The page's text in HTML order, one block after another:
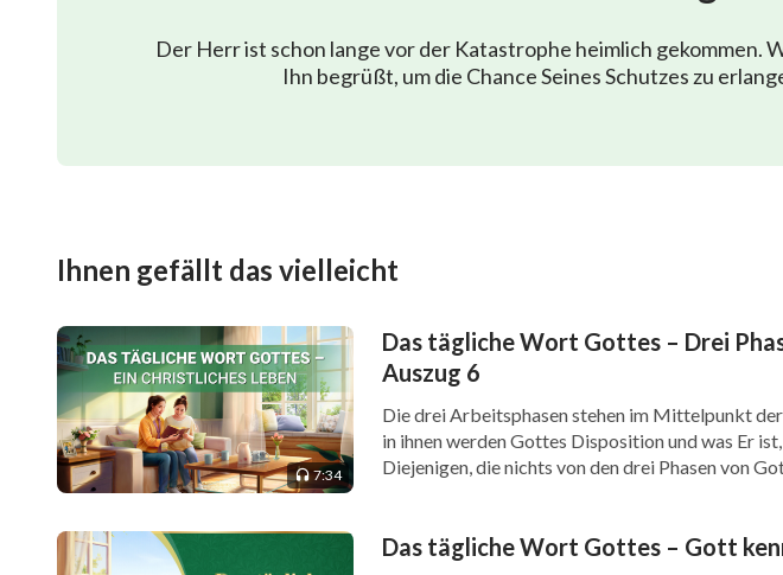
Der Herr ist schon lange vor der Katastrophe heimlich gekommen.
Ihn begrüßt, um die Chance Seines Schutzes zu
Ihnen gefällt das vielleicht
7:34
Das tägliche Wort Gottes – Drei
Auszug 6
Die drei Arbeitsphasen stehen im Mittelpunkt
in ihnen werden Gottes Disposition und was Er
Diejenigen, die nichts von den drei Phasen von
Das tägliche Wort Gottes – Gott